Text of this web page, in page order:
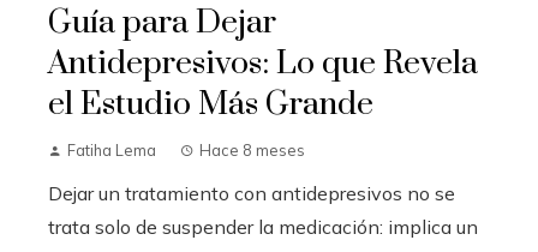
Guía para Dejar
Antidepresivos: Lo que Revela
el Estudio Más Grande
Fatiha Lema Hace 8 meses
Dejar un tratamiento con antidepresivos no se
trata solo de suspender la medicación: implica un